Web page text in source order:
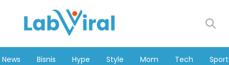
News Bisnis Hype Style Mom Tech Sport